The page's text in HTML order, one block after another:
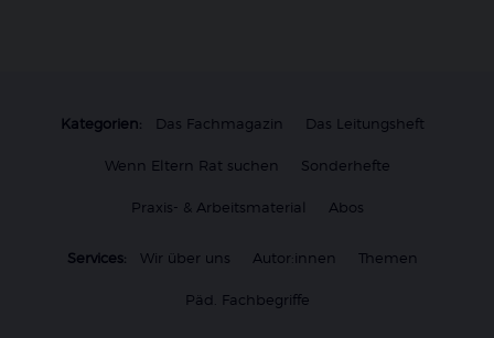
Kategorien: Das Fachmagazin Das Leitungsheft
Wenn Eltern Rat suchen Sonderhefte
Praxis- & Arbeitsmaterial Abos
Services: Wir über uns Autor:innen Themen
Päd. Fachbegriffe